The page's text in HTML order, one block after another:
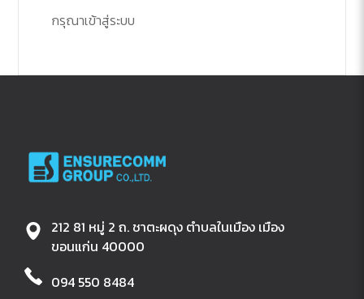
กรุณาเข้าสู่ระบบ
212 81 หมู่ 2 ถ. ชาตะผดุง ตำบลในเมือง เมือง
ขอนแก่น 40000
094 550 8484